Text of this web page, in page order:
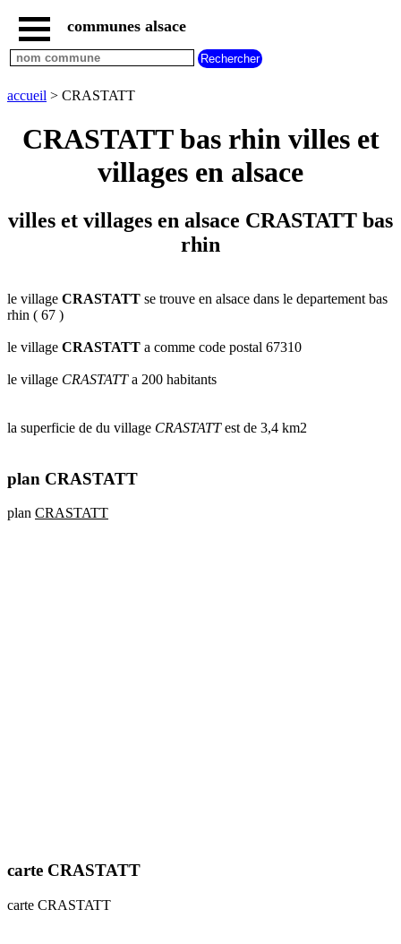
accueil
villes
rhin
commencant
B C D E F
L M
N
V
W X Y Z
par
A B C
H
I J K L M
N
communes alsace
accueil > CRASTATT
CRASTATT bas rhin villes et
villages en alsace
villes et villages en alsace CRASTATT bas
rhin
le village CRASTATT se trouve en alsace dans le departement bas
rhin ( 67 )
le village CRASTATT a comme code postal 67310
le village CRASTATTa 200 habitants
la superficie de du village CRASTATTest de 3,4 km2
plan CRASTATT
plan CRASTATT
carte CRASTATT
carte CRASTATT